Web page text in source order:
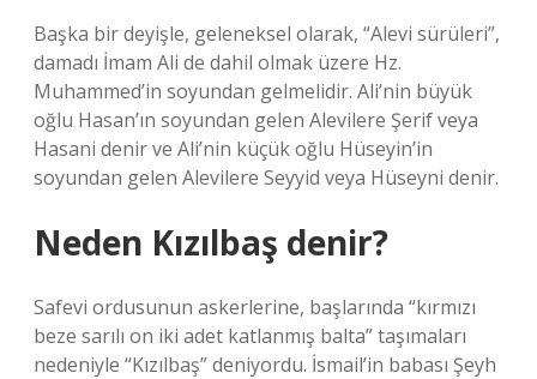
Başka bir deyişle, geleneksel olarak, “Alevi sürüleri”,
damadı İmam Ali de dahil olmak üzere Hz.
Muhammed’in soyundan gelmelidir. Ali’nin büyük
oğlu Hasan’ın soyundan gelen Alevilere Şerif veya
Hasani denir ve Ali’nin küçük oğlu Hüseyin’in
soyundan gelen Alevilere Seyyid veya Hüseyni denir.
Neden Kızılbaş denir?
Safevi ordusunun askerlerine, başlarında “kırmızı
beze sarılı on iki adet katlanmış balta” taşımaları
nedeniyle “Kızılbaş” deniyordu. İsmail’in babası Şeyh